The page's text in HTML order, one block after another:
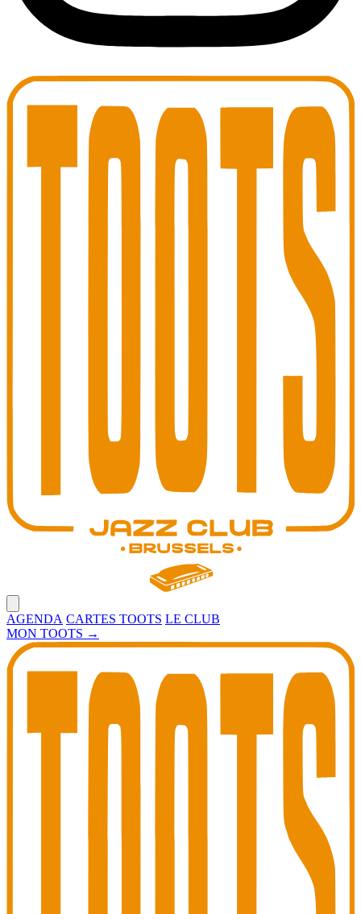
Toots Jazz Club
AGENDA CARTES TOOTS LE CLUB
MON TOOTS →
Toots Jazz Club